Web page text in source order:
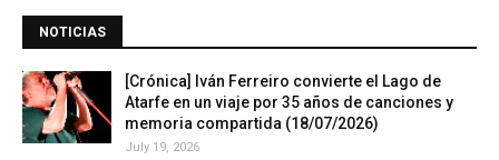
NOTICIAS
[Crónica] Iván Ferreiro convierte el Lago de
Atarfe en un viaje por 35 años de canciones y
memoria compartida (18/07/2026)
July 19, 2026